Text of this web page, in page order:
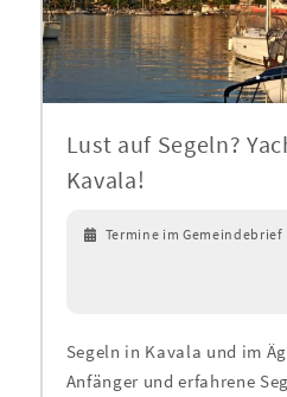
Lust auf Segeln?
Kavala!
Termine im Gemeindebrief
Segeln in Kavala und im
Anfänger und erfahrene